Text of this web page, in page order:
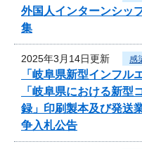
外国人インターンシッ
集
2025年3月14日更新 感
「岐阜県新型インフル
「岐阜県における新型
録」印刷製本及び発送
争入札公告